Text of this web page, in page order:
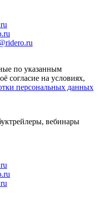
по указанным
согласие на условиях,
персональных данных
вебинары